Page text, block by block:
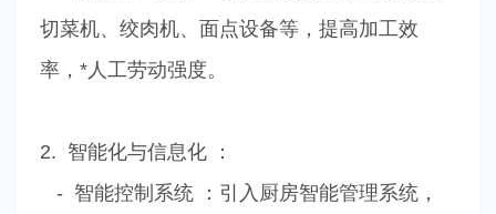
切菜机、绞肉机、面点设备等，提高加工效
率，*人工劳动强度。
2. 智能化与信息化 ：
- 智能控制系统 ：引入厨房智能管理系统，